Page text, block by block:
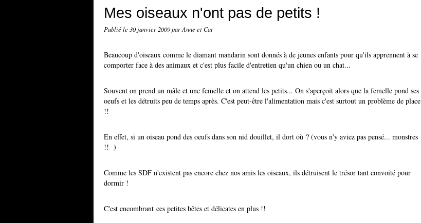
Mes oiseaux n'ont pas de petits !
Publié le 30 janvier 2009par Anne et Cat
Beaucoup d'oiseaux comme le diamant mandarin sont donnés à de jeunes enfants pour qu'ils apprennent à se
comporter face à des animaux et c'est plus facile d'entretien qu'un chien ou un chat...
Souvent on prend un mâle et une femelle et on attend les petits... On s'aperçoit alors que la femelle pond ses
oeufs et les détruits peu de temps après. C'est peut-être l'alimentation mais c'est surtout un problème de place
!!
En effet, si un oiseau pond des oeufs dans son nid douillet, il dort où ? (vous n'y aviez pas pensé... monstres
!! )
Comme les SDF n'existent pas encore chez nos amis les oiseaux, ils détruisent le trésor tant convoité pour
dormir !
C'est encombrant ces petites bêtes et délicates en plus !!